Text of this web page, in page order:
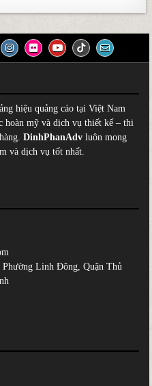
hiệu quảng cáo tại Việt Nam
hoàn mỹ và dịch vụ thiết kế – thi
DinhPhanAdv luôn mong
và dịch vụ tốt nhất.
Linh Đông, Quận Thủ